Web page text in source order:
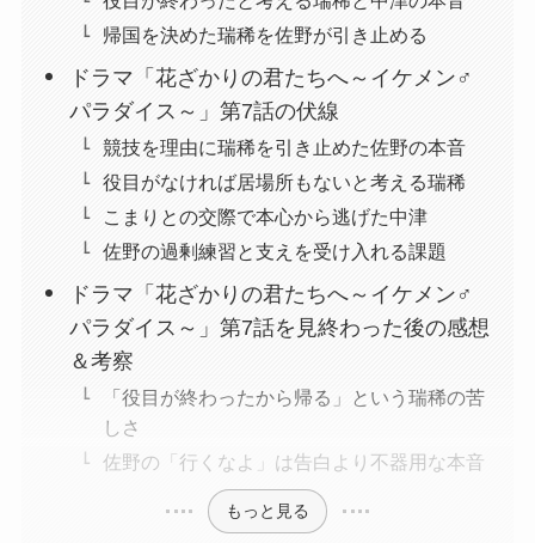
帰国を決めた瑞稀を佐野が引き止める
ドラマ「花ざかりの君たちへ～イケメン♂
パラダイス～」第7話の伏線
競技を理由に瑞稀を引き止めた佐野の本音
役目がなければ居場所もないと考える瑞稀
こまりとの交際で本心から逃げた中津
佐野の過剰練習と支えを受け入れる課題
ドラマ「花ざかりの君たちへ～イケメン♂
パラダイス～」第7話を見終わった後の感想
＆考察
「役目が終わったから帰る」という瑞稀の苦
しさ
佐野の「行くなよ」は告白より不器用な本音
もっと見る